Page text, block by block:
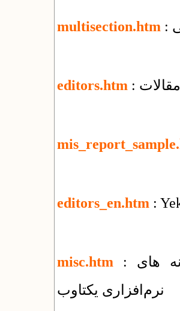
multisection.htm
editors.htm
editors_en.htm :
misc.htm : فهرست مقالات و راهنماهای متنوع در رابطه با سامانه های
نرم‌افزاری یکتاوب